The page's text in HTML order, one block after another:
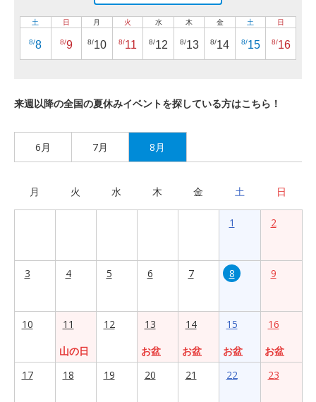
土
8/8
日
8/9
月
8/10
火
8/11
水
8/12
木
8/13
金
8/14
土
8/15
日
8/16
来週以降の全国の夏休みイベントを探している方はこちら！
6月 7月 8月
月 火 水 木 金 土 日
1 2
3 4 5 6 7 8 9
10
11
山の日
12
13
お盆
14
お盆
15
お盆
16
お盆
17
18 19 20 21 22 23